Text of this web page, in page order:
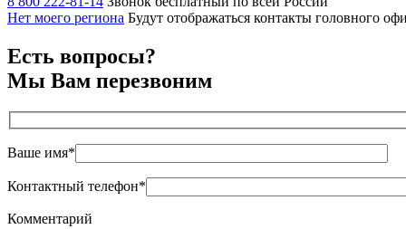
Нет моего региона Будут отображаться контакты головного
Есть вопросы?
Мы Вам перезвоним
Ваше имя*
Контактный телефон*
Комментарий